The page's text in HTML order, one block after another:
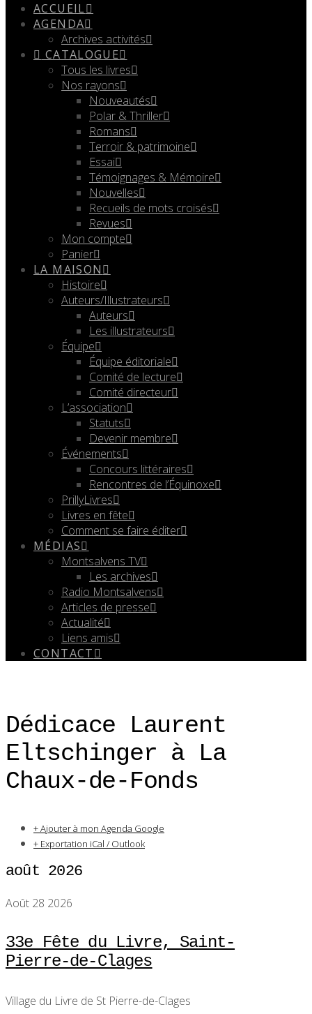
ACCUEIL
AGENDA
Archives activités
CATALOGUE
Tous les livres
Nos rayons
Nouveautés
Polar & Thriller
Romans
Terroir & patrimoine
Essai
Témoignages & Mémoire
Nouvelles
Recueils de mots croisés
Revues
Mon compte
Panier
LA MAISON
Histoire
Auteurs/Illustrateurs
Auteurs
Les illustrateurs
Équipe
Équipe éditoriale
Comité de lecture
Comité directeur
L’association
Statuts
Devenir membre
Événements
Concours littéraires
Rencontres de l’Équinoxe
PrillyLivres
Livres en fête
Comment se faire éditer
MÉDIAS
Montsalvens TV
Les archives
Radio Montsalvens
Articles de presse
Actualité
Liens amis
CONTACT
Dédicace Laurent
Eltschinger à La
Chaux-de-Fonds
+ Ajouter à mon Agenda Google
+ Exportation iCal / Outlook
août 2026
Août 28 2026
33e Fête du Livre, Saint-
Pierre-de-Clages
Village du Livre de St Pierre-de-Clages